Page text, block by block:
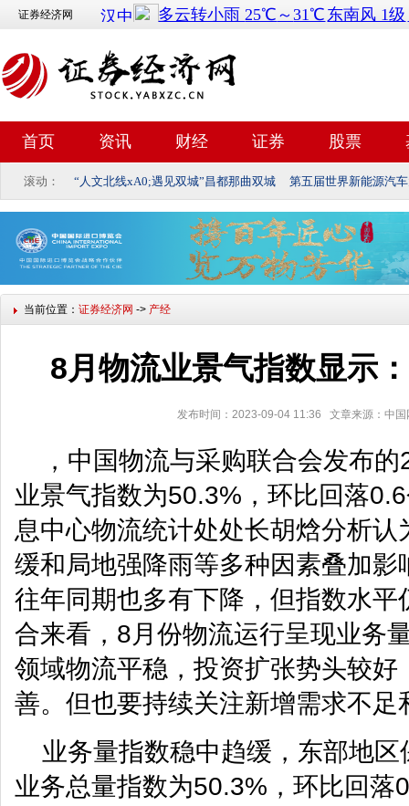
证券经济网
首页 资讯 财经 证券 股票
滚动： “人文北线xA0;遇见双城”昌都那曲双城 第五届世界新能源汽
当前位置： 证券经济网 -> 产经
8月物流业景气指数显示
发布时间：2023-09-04 11:36 文章来源：中
，中国物流与采购联合会发布
业景气指数为50.3%，环比回落
息中心物流统计处处长胡焓分析
缓和局地强降雨等多种因素叠加
往年同期也多有下降，但指数水
合来看，8月份物流运行呈现业务
领域物流平稳，投资扩张势头较
善。但也要持续关注新增需求不足
业务量指数稳中趋缓，东部地
业务总量指数为50.3%，环比回落